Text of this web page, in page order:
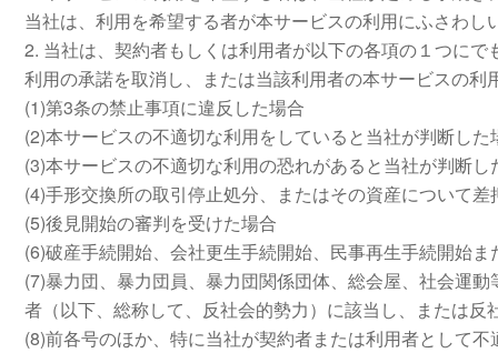
当社は、利用を希望する者が本サービスの利用にふさわ
2. 当社は、契約者もしくは利用者が以下の各項の１つに
利用の承諾を取消し、または当該利用者の本サービスの
(1)第3条の禁止事項に違反した場合
(2)本サービスの不適切な利用をしていると当社が判断した
(3)本サービスの不適切な利用の恐れがあると当社が判断し
(4)手形交換所の取引停止処分、またはその資産について
(5)後見開始の審判を受けた場合
(6)破産手続開始、会社更生手続開始、民事再生手続開始
(7)暴力団、暴力団員、暴力団関係団体、総会屋、社会運
者（以下、総称して、反社会的勢力）に該当し、または
(8)前各号のほか、特に当社が契約者または利用者として